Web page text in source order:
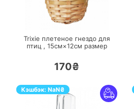
ПЕРЕЙТИ
Trixie плетеное гнездо для
птиц , 15см×12см размер
170₴
Кэшбэк: NaN₴